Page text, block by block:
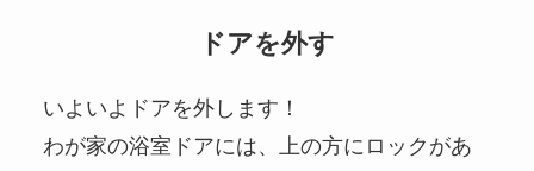
ドアを外す
いよいよドアを外します！
わが家の浴室ドアには、上の方にロックがあ